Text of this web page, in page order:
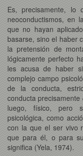
Es, precisamente,
neoconductismos, en
que no hayan
basarse, sino el haber
la pretensión de
lógicamente perfecto
les acusa de haber
complejo campo
de la conducta,
conducta precisamente
luego, físico, pero
psicológica, como
con la que el ser vivo
que para él, o para
significa (Yela, 1974).